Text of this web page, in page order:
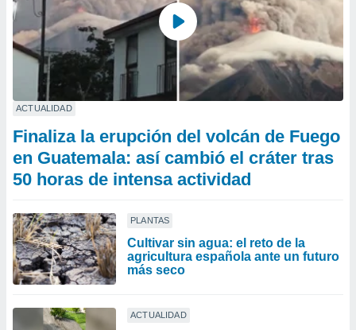
ACTUALIDAD
Finaliza la erupción del volcán de Fuego
en Guatemala: así cambió el cráter tras
50 horas de intensa actividad
PLANTAS
Cultivar sin agua: el reto de la
agricultura española ante un futuro
más seco
ACTUALIDAD